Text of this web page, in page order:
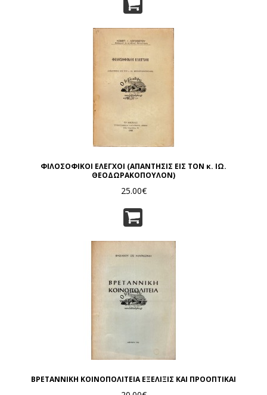
ΦΙΛΟΣΟΦΙΚΟΙ ΕΛΕΓΧΟΙ (ΑΠΑΝΤΗΣΙΣ ΕΙΣ ΤΟΝ κ. ΙΩ.
ΘΕΟΔΩΡΑΚΟΠΟΥΛΟN)
25.00€
ΒΡΕΤΑΝΝΙΚΗ ΚΟΙΝΟΠΟΛΙΤΕΙΑ ΕΞΕΛΙΞΙΣ ΚΑΙ ΠΡΟΟΠΤΙΚΑΙ